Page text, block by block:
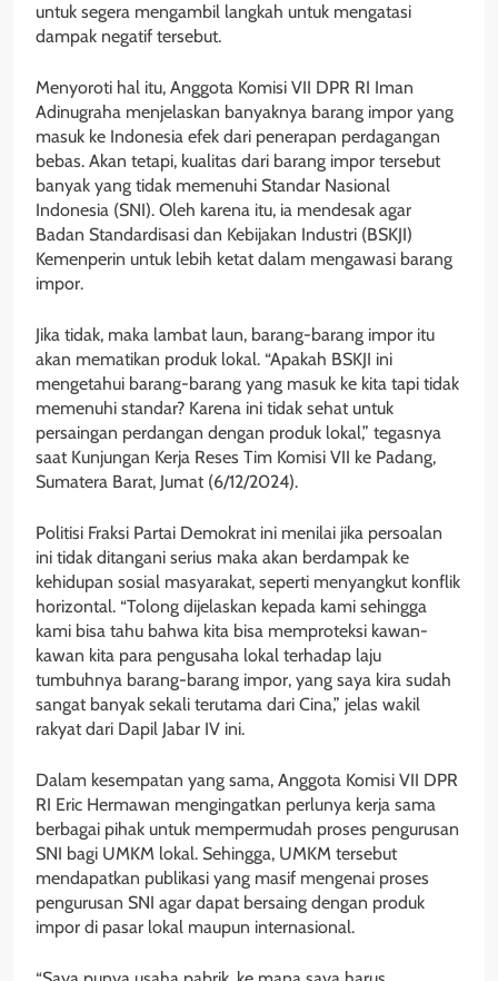
untuk segera mengambil langkah untuk mengatasi
dampak negatif tersebut.
Menyoroti hal itu, Anggota Komisi VII DPR RI Iman
Adinugraha menjelaskan banyaknya barang impor yang
masuk ke Indonesia efek dari penerapan perdagangan
bebas. Akan tetapi, kualitas dari barang impor tersebut
banyak yang tidak memenuhi Standar Nasional
Indonesia (SNI). Oleh karena itu, ia mendesak agar
Badan Standardisasi dan Kebijakan Industri (BSKJI)
Kemenperin untuk lebih ketat dalam mengawasi barang
impor.
Jika tidak, maka lambat laun, barang-barang impor itu
akan mematikan produk lokal. “Apakah BSKJI ini
mengetahui barang-barang yang masuk ke kita tapi tidak
memenuhi standar? Karena ini tidak sehat untuk
persaingan perdangan dengan produk lokal,” tegasnya
saat Kunjungan Kerja Reses Tim Komisi VII ke Padang,
Sumatera Barat, Jumat (6/12/2024).
Politisi Fraksi Partai Demokrat ini menilai jika persoalan
ini tidak ditangani serius maka akan berdampak ke
kehidupan sosial masyarakat, seperti menyangkut konflik
horizontal. “Tolong dijelaskan kepada kami sehingga
kami bisa tahu bahwa kita bisa memproteksi kawan-
kawan kita para pengusaha lokal terhadap laju
tumbuhnya barang-barang impor, yang saya kira sudah
sangat banyak sekali terutama dari Cina,” jelas wakil
rakyat dari Dapil Jabar IV ini.
Dalam kesempatan yang sama, Anggota Komisi VII DPR
RI Eric Hermawan mengingatkan perlunya kerja sama
berbagai pihak untuk mempermudah proses pengurusan
SNI bagi UMKM lokal. Sehingga, UMKM tersebut
mendapatkan publikasi yang masif mengenai proses
pengurusan SNI agar dapat bersaing dengan produk
impor di pasar lokal maupun internasional.